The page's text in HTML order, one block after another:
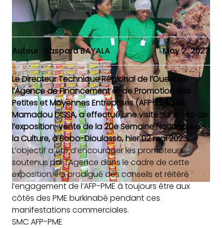
Auteur: Gaspard BAYALA May 2, 2023
Le Directeur Technique Régional de l’Ouest de
l’Agence de Financement et de Promotion des
Petites et Moyennes Entreprises (AFP-PME), M.
Mamadou DISSA, a effectué une visite sur le site de
l’exposition-vente de la 20e Semaine Nationale de
la Culture, à Bobo-Dioulasso, hier 02 mai 2023.
L’objectif a été d’encourager les promoteurs
soutenus par l’Agence dans le cadre de cette
exposition. Il aprodigué des conseils et réitéré
l’engagement de l’AFP-PME à toujours être aux
côtés des PME burkinabè pendant ces
manifestations commerciales.
SMC AFP-PME